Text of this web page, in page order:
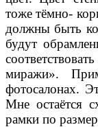
тоже тёмно-
должны быть
будут
миражи».
фотосалонах.
Мне остаётся
рамки по